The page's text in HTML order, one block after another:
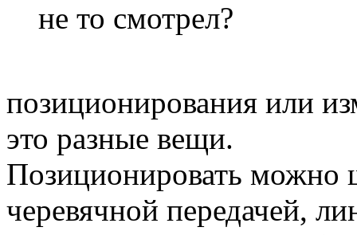
не то смотрел?
позиционирования или
это разные вещи.
Позиционировать можно
черевячной передачей,